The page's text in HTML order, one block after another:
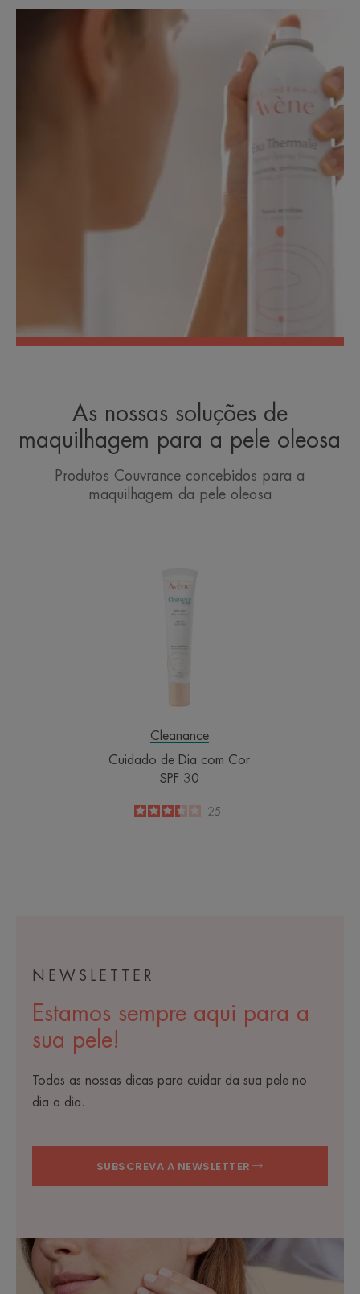
As nossas soluções de
maquilhagem para a pele oleosa
Produtos Couvrance concebidos para a
maquilhagem da pele oleosa
de
Dia
com
Cleanance
Cuidado de Dia com Cor
SPF 30
3.4
/
5
25
NEWSLETTER
Estamos sempre aqui para a
sua pele!
Todas as nossas dicas para cuidar da sua pele no
dia a dia.
SUBSCREVA A NEWSLETTER